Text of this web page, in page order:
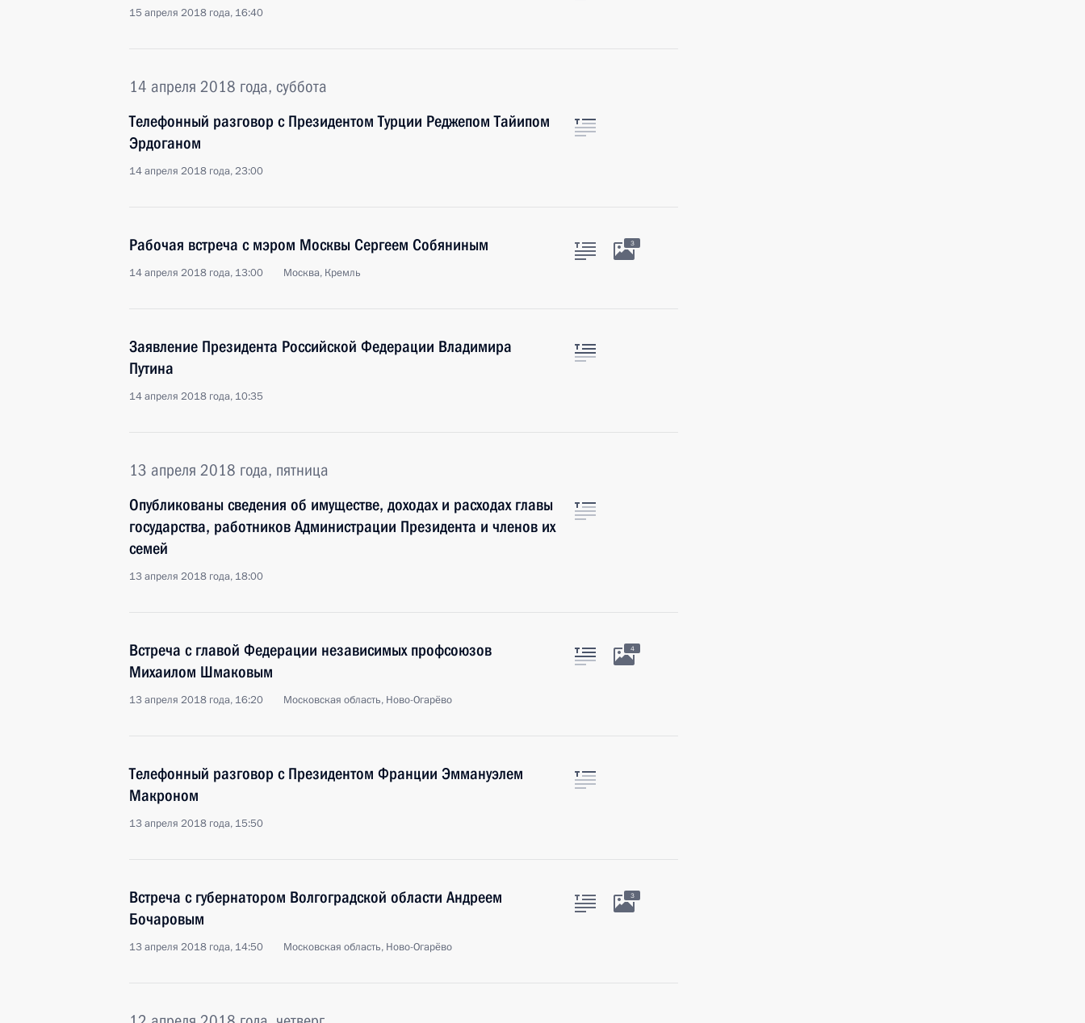
15 апреля 2018 года, 16:40
14 апреля 2018 года, суббота
Телефонный разговор с Президентом Турции Реджепом Тайипом
Эрдоганом
14 апреля 2018 года, 23:00
Рабочая встреча с мэром Москвы Сергеем Собяниным
14 апреля 2018 года, 13:00 Москва, Кремль
3
Заявление Президента Российской Федерации Владимира
Путина
14 апреля 2018 года, 10:35
13 апреля 2018 года, пятница
Опубликованы сведения об имуществе, доходах и расходах главы
государства, работников Администрации Президента и членов их
семей
13 апреля 2018 года, 18:00
Встреча с главой Федерации независимых профсоюзов
Михаилом Шмаковым
13 апреля 2018 года, 16:20 Московская область, Ново-Огарёво
4
Телефонный разговор с Президентом Франции Эммануэлем
Макроном
13 апреля 2018 года, 15:50
Встреча с губернатором Волгоградской области Андреем
Бочаровым
13 апреля 2018 года, 14:50 Московская область, Ново-Огарёво
3